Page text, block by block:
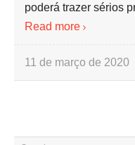
poderá trazer sérios
Read more
11 de março de 2020